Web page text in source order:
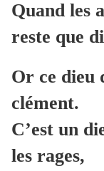
Quand les
reste que
Or ce dieu
clément.
C’est un
les rages,